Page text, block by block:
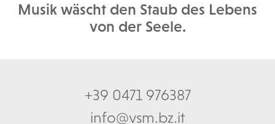
Musik wäscht den Staub des Lebens
von der Seele.
+39 0471 976387
info@vsm.bz.it